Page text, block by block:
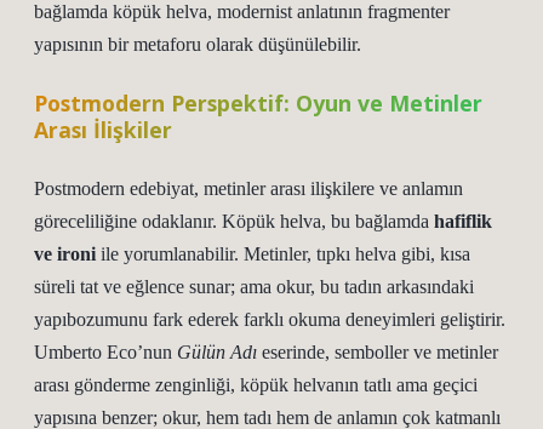
bağlamda köpük helva, modernist anlatının fragmenter
yapısının bir metaforu olarak düşünülebilir.
Postmodern Perspektif: Oyun ve Metinler
Arası İlişkiler
Postmodern edebiyat, metinler arası ilişkilere ve anlamın
göreceliliğine odaklanır. Köpük helva, bu bağlamda hafiflik
ve ironi ile yorumlanabilir. Metinler, tıpkı helva gibi, kısa
süreli tat ve eğlence sunar; ama okur, bu tadın arkasındaki
yapıbozumunu fark ederek farklı okuma deneyimleri geliştirir.
Umberto Eco’nun Gülün Adı eserinde, semboller ve metinler
arası gönderme zenginliği, köpük helvanın tatlı ama geçici
yapısına benzer; okur, hem tadı hem de anlamın çok katmanlı